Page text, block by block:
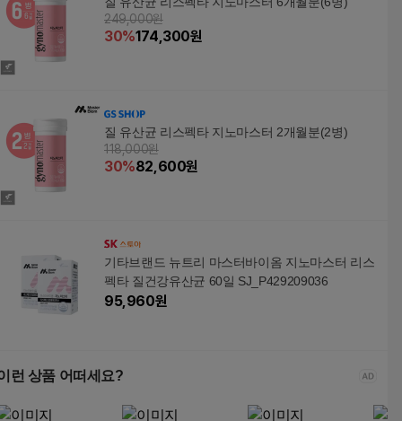
249,000원
30%174,300원
질 유산균 리스펙타 지노마스터 2개월분(2병)
118,000원
30%82,600원
기타브랜드 뉴트리 마스터바이옴 지노마스터 리스
펙타 질건강유산균 60일 SJ_P429209036
95,960원
런 상품 어떠세요?